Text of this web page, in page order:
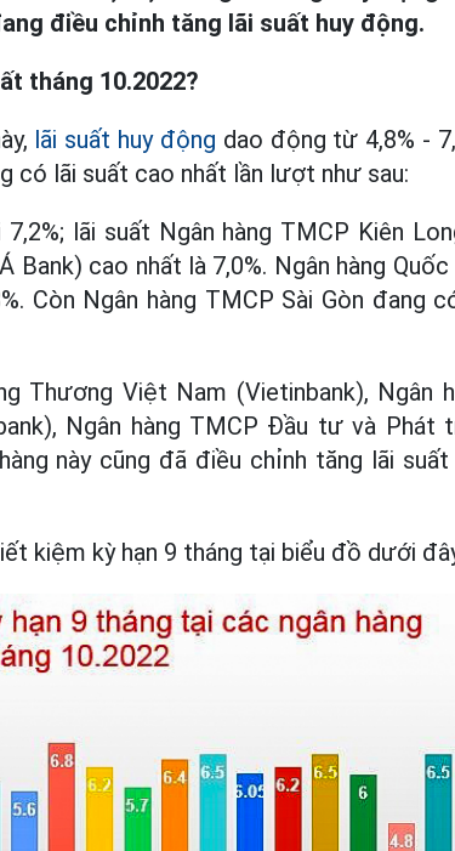
điều chỉnh tăng lãi suất huy động.
tháng 10.2022?
lãi suất huy động dao động từ 4,8% -
có lãi suất cao nhất lần lượt như sau:
lãi suất Ngân hàng TMCP Kiên
Bank) cao nhất là 7,0%. Ngân hàng Quốc
Còn Ngân hàng TMCP Sài Gòn đang
Thương Việt Nam (Vietinbank), Ngân
Ngân hàng TMCP Đầu tư và Phát
này cũng đã điều chỉnh tăng lãi suất
kiệm kỳ hạn 9 tháng tại biểu đồ dưới